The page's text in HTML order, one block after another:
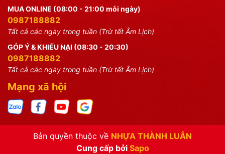
MUA ONLINE (08:00 - 21:00 mỗi ngày)
0987188882
Tất cả các ngày trong tuần (Trừ tết Âm Lịch)
GÓP Ý & KHIẾU NẠI (08:30 - 20:30)
0987188882
Tất cả các ngày trong tuần (Trừ tết Âm Lịch)
Mạng xã hội
Bản quyền thuộc về NHỰA THÀNH LUÂN
Cung cấp bởi Sapo